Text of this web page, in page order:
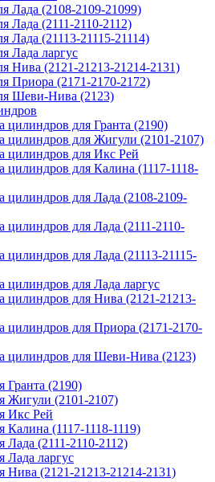
Лада (2108-2109-21099)
Лада (2111-2110-2112)
Лада (21113-21115-21114)
Лада ларгус
Нива (2121-21213-21214-2131)
Приора (2171-2170-2172)
Шеви-Нива (2123)
цилиндров для Гранта (2190)
цилиндров для Жигули (2101-2107)
цилиндров для Икс Рей
цилиндров для Калина (1117-1118-
цилиндров для Лада (2108-2109-
цилиндров для Лада (2111-2110-
цилиндров для Лада (21113-21115-
цилиндров для Лада ларгус
цилиндров для Нива (2121-21213-
цилиндров для Приора (2171-2170-
цилиндров для Шеви-Нива (2123)
Гранта (2190)
Жигули (2101-2107)
Икс Рей
Калина (1117-1118-1119)
Лада (2111-2110-2112)
Лада ларгус
Нива (2121-21213-21214-2131)